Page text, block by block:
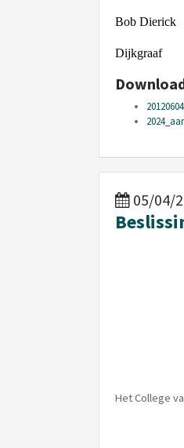
Bob
05/04/
Het College